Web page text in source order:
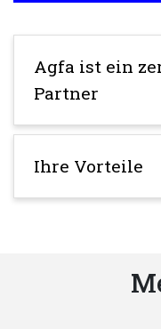
Agfa ist ein
Partner
Ihre Vorteile